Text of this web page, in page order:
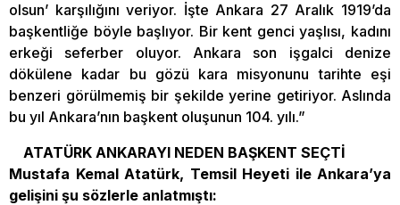
olsun’ karşılığını veriyor. İşte Ankara 27 Aralık 1919’da
başkentliğe böyle başlıyor. Bir kent genci yaşlısı, kadını
erkeği seferber oluyor. Ankara son işgalci denize
dökülene kadar bu gözü kara misyonunu tarihte eşi
benzeri görülmemiş bir şekilde yerine getiriyor. Aslında
bu yıl Ankara’nın başkent oluşunun 104. yılı.”
ATATÜRK ANKARAYI NEDEN BAŞKENT SEÇTİ
Mustafa Kemal Atatürk, Temsil Heyeti ile Ankara’ya
gelişini şu sözlerle anlatmıştı: